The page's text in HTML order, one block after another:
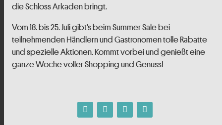
die Schloss Arkaden bringt.
Vom 18. bis 25. Juli gibt’s beim Summer Sale bei
teilnehmenden Händlern und Gastronomen tolle Rabatte
und spezielle Aktionen. Kommt vorbei und genießt eine
ganze Woche voller Shopping und Genuss!